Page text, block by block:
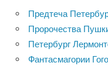
Предтеча
Пророчества
Петербург
Фантасмагории